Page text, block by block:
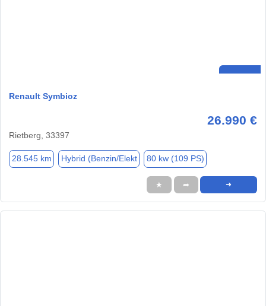
Renault Symbioz
26.990 €
Rietberg, 33397
28.545 km Hybrid (Benzin/Elekt 80 kw (109 PS)
★ ➦ ➜